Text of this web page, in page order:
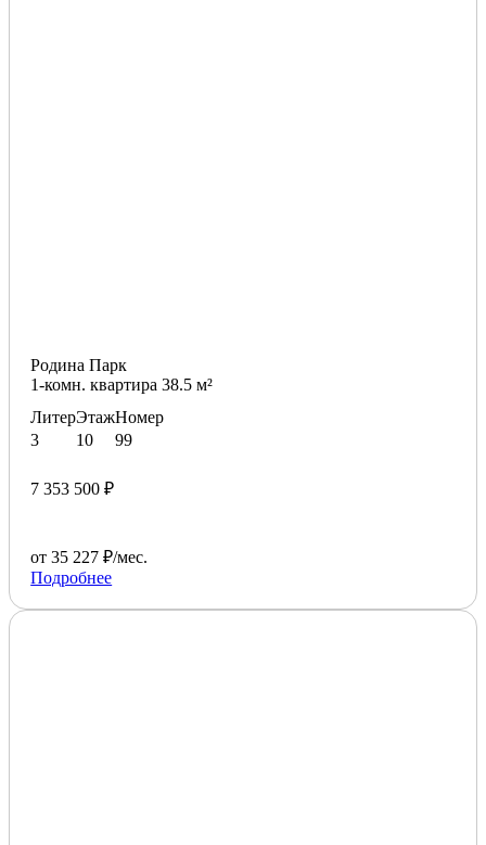
Родина Парк
1-комн. квартира 38.5 м²
Литер
3
Этаж
10
Номер
99
7 353 500 ₽
от 35 227 ₽/мес.
Подробнее